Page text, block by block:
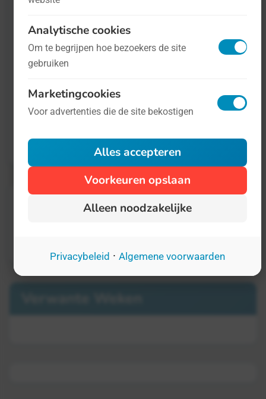
Waar gevierd:
Nationaal
Deze website
Dutch Technology Week
Analytische cookies
Om te begrijpen hoe bezoekers de site
gebruiken
Marketingcookies
Voor advertenties die de site bekostigen
Alles accepteren
Voorkeuren opslaan
Alleen noodzakelijke
Privacybeleid · Algemene voorwaarden